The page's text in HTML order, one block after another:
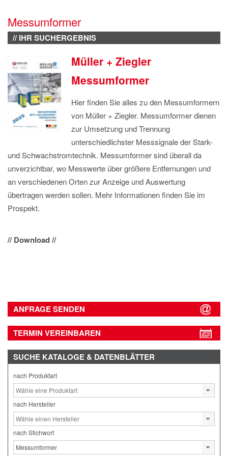
DATENSCHUTZ
Messumformer
// IHR SUCHERGEBNIS
Müller + Ziegler
Messumformer
Hier finden Sie alles zu den Messumformern
von Müller + Ziegler. Messumformer dienen
zur Umsetzung und Trennung
unterschiedlichster Messsignale der Stark-
und Schwachstromtechnik. Messumformer sind überall da
unverzichtbar, wo Messwerte über größere Entfernungen und
an verschiedenen Orten zur Anzeige und Auswertung
übertragen werden sollen. Mehr Informationen finden Sie im
Prospekt.
// Download //
ANFRAGE SENDEN
TERMIN VEREINBAREN
SUCHE KATALOGE & DATENBLÄTTER
nach Produktart
nach Hersteller
nach Stichwort